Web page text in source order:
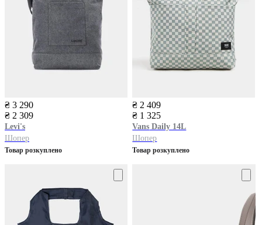
₴ 3 290
₴ 2 309
Levi's
Шопер
Товар розкуплено
₴ 2 409
₴ 1 325
Vans Daily 14L
Шопер
Товар розкуплено